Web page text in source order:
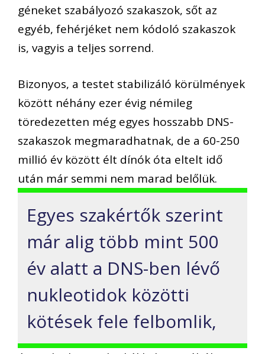
géneket szabályozó szakaszok, sőt az
egyéb, fehérjéket nem kódoló szakaszok
is, vagyis a teljes sorrend.
Bizonyos, a testet stabilizáló körülmények
között néhány ezer évig némileg
töredezetten még egyes hosszabb DNS-
szakaszok megmaradhatnak, de a 60-250
millió év között élt dínók óta eltelt idő
után már semmi nem marad belőlük.
Egyes szakértők szerint
már alig több mint 500
év alatt a DNS-ben lévő
nukleotidok közötti
kötések fele felbomlik,